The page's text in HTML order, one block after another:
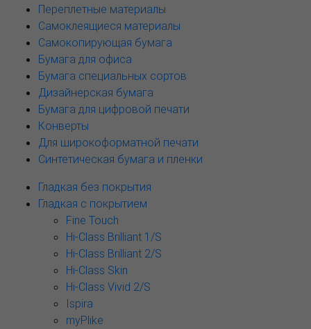
Переплетные материалы
Самоклеящиеся материалы
Самокопирующая бумага
Бумага для офиса
Бумага специальных сортов
Дизайнерская бумага
Бумага для цифровой печати
Конверты
Для широкоформатной печати
Синтетическая бумага и пленки
Гладкая без покрытия
Гладкая с покрытием
Fine Touch
Hi-Class Brilliant 1/S
Hi-Class Brilliant 2/S
Hi-Class Skin
Hi-Class Vivid 2/S
Ispira
myPlike